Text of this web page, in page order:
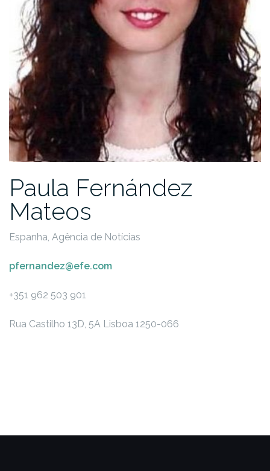
Paula Fernández
Mateos
Espanha, Agência de Notícias
pfernandez@efe.com
+351 962 503 901
Rua Castilho 13D, 5A Lisboa 1250-066